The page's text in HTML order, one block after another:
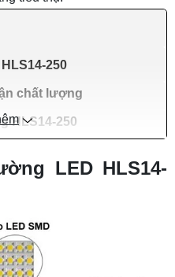
250
chất lượng
HLS14-250
LED HLS14-